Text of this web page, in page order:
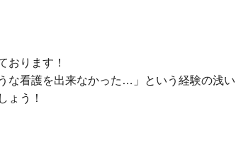
おります！
な看護を出来なかった…」という経験の浅い
ょう！